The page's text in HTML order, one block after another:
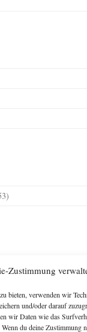
Zustimmung
bieten, verwenden wir
und/oder darauf
wir Daten wie das
du deine Zustimmung